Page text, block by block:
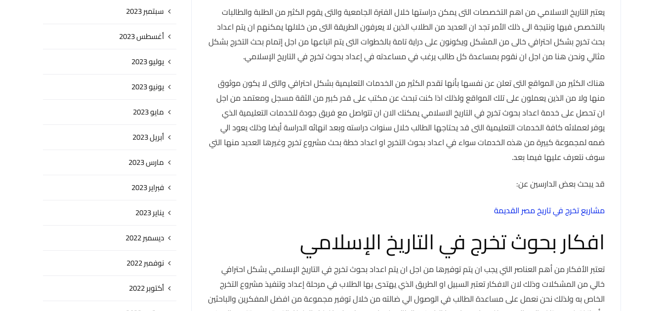
يعتبر التاريخ الاسلامي من اهم التخصصات التى يمكن دراستها خلال الفترة الجامعية والتى يقوم الكثير من الطلبة والطالبات
بالتخصص فيها ونتيجة الى ذلك الأمر تجد ان العديد من الطلاب الذين لا يعرفون الطريقة التى من خلالها يمكنهم ان يتم اعداد
بحث تخرج بشكل احترافي خالى من المشكل ويكونون على دراية تامة بالخطوات التى يتم اتباعها من اجل إتمام بحث التخرج بشكل
مثالي ونحن هنا من اجل ان نقوم بمساعدة كل طالب يرغب في مساعدته في إعداد بحوث تخرج في التاريخ الإسلامي.
هناك الكثير من المواقع التى تعلن عن نفسها بأنها تقدم الكثير من الخدمات التعليمية بشكل احترافي والتى لا يكون موثوق
منها ولا من الذين يعملون على تلك المواقع ولذلك اذا كنت تبحث عن مكتب على قدر كبير من الثقة مسجل ومعتمد من اجل
ان تحصل على خدمة اعداد بحوث تخرج في التاريخ الاسلامي يمكنك الان ان تتواصل مع فريق جودة للخدمات التعليمية الذي
يوفر لعملائه كافة الخدمات التعليمية التى قد يحتاجها الطالب خلال سنوات دراسته وبعد انهائه الدراسة أيضا وذلك يعود الي
ضمه لمجموعة كبيرة من هذه الخدمات سواء في اعداد بحوث التخرج او اعداد خطة بحث مشروع تخرج وغيرها العديد منها التي
سوف نتعرف عليها فيما بعد.
قد يبحث بعض الدارسين عن:
مشاريع تخرج في تاريخ مصر القديمة
افكار بحوث تخرج في التاريخ الإسلامي
تعتبر الأفكار من أهم العناصر التي يجب ان يتم توفيرها من اجل ان يتم اعداد بحوث تخرج في التاريخ الإسلامي بشكل احترافي
خالي من المشكلات وذلك لان الافكار تعتبر السبيل او الطريق الذي يهتدى بها الطلاب في مرحلة إعداد وتنفيذ مشروع التخرج
الخاص به ولذلك نحن نعمل على مساعدة الطالب في الوصول الي ضالته من خلال توفير مجموعة من افضل المفكرين والباحثين
سبتمبر 2023
أغسطس 2023
يوليو 2023
يونيو 2023
مايو 2023
أبريل 2023
مارس 2023
فبراير 2023
يناير 2023
ديسمبر 2022
نوفمبر 2022
أكتوبر 2022